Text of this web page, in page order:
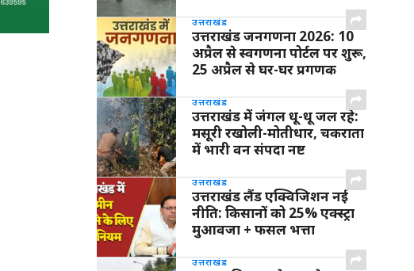
उत्तराखंड
उत्तराखंड जनगणना 2026: 10
अप्रैल से स्वगणना पोर्टल पर शुरू,
25 अप्रैल से घर-घर प्रगणक
उत्तराखंड
उत्तराखंड में जंगल धू-धू जल रहे:
मसूरी रखोली-मोतीधार, चकराता
में भारी वन संपदा नष्ट
उत्तराखंड
उत्तराखंड लैंड एक्विजिशन नई
नीति: किसानों को 25% एक्स्ट्रा
मुआवजा + फसल भत्ता
उत्तराखंड